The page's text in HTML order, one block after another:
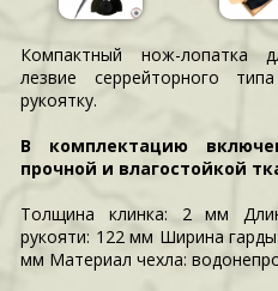
Компактный нож-лопатка
лезвие серрейторного
рукоятку.
В комплектацию
прочной и влагостойкой
Толщина клинка: 2 мм
рукояти: 122 мм Ширина
мм Материал чехла: